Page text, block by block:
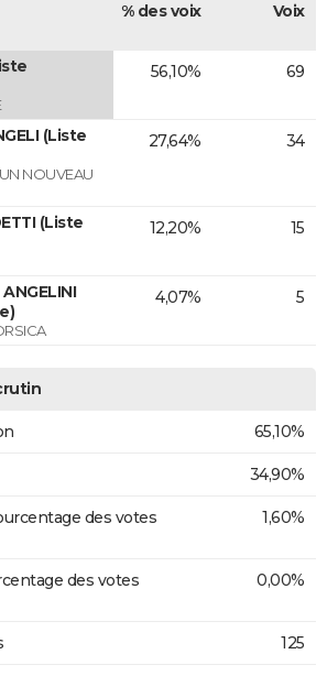
% des voix Voix
56,10% 69
(Liste
NOUVEAU
27,64% 34
(Liste
12,20% 15
4,07% 5
65,10%
34,90%
des votes
1,60%
des votes
0,00%
125